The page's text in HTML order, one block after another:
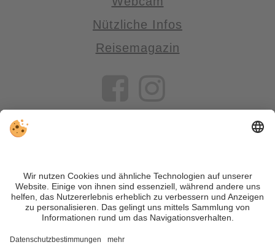
Nützliche Infos
Reisemagazin
VIVOSüdtirol ist das Reiseportal für alle, die Südtirol nicht nur
besuchen, sondern wirklich erleben wollen – inklusive Tipps,
tollen Unterkünften und Angeboten.
Trotz genauer Arbeit und ständigem Aktualisieren der Inhalte,